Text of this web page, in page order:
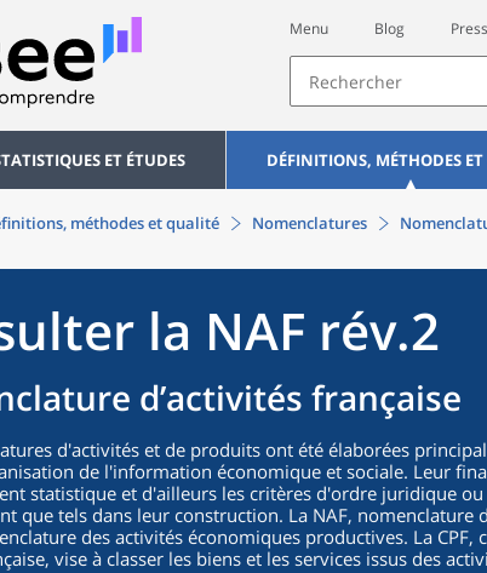
Menu Blog
ET ÉTUDES DÉFINITIONS, MÉTHODES
méthodes et qualité Nomenclatures
la NAF rév.2
d’activités française
d'activités et de produits ont été élaborées
de l'information économique et sociale. Leur
statistique et d'ailleurs les critères d'ordre juridique
que tels dans leur construction. La NAF, nomenclature
des activités économiques productives. La CPF,
vise à classer les biens et les services issus des